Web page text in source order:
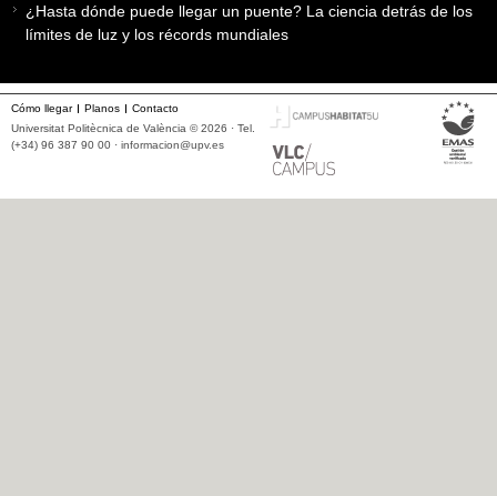
¿Hasta dónde puede llegar un puente? La ciencia detrás de los
límites de luz y los récords mundiales
Cómo llegar Planos
Contacto
Universitat Politècnica de València © 2026 · Tel.
(+34) 96 387 90 00 · informacion@upv.es